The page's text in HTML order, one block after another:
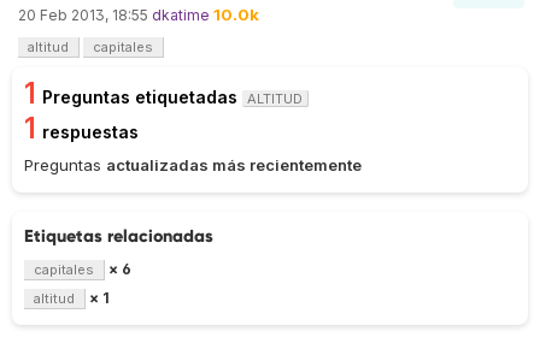
20 Feb 2013, 18:55 dkatime 10.0k
altitud capitales
1 Preguntas etiquetadas ALTITUD
1 respuestas
Preguntas actualizadas más recientemente
Etiquetas relacionadas
capitales × 6
altitud × 1